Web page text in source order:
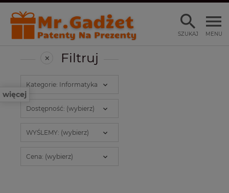
MENU
SZUKAJ
więcej
Filtruj
Kategorie: Informatyka
Dostępność: (wybierz)
WYŚLEMY: (wybierz)
Cena: (wybierz)